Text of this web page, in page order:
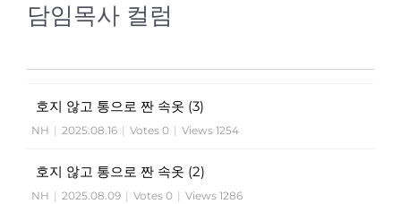
담임목사 컬럼
호지 않고 통으로 짠 속옷 (3)
NH | 2025.08.16 | Votes 0 | Views 1254
호지 않고 통으로 짠 속옷 (2)
NH | 2025.08.09 | Votes 0 | Views 1286